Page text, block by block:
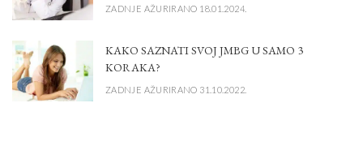
ZADNJE AŽURIRANO 18.01.2024.
KAKO SAZNATI SVOJ JMBG U SAMO 3
KORAKA?
ZADNJE AŽURIRANO 31.10.2022.